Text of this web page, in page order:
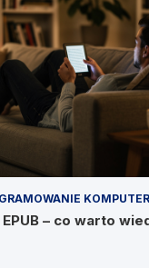
– co warto